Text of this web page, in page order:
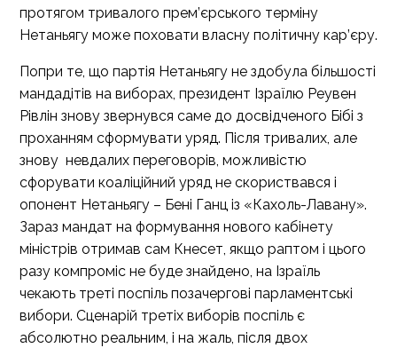
протягом тривалого прем’єрського терміну
Нетаньягу може поховати власну політичну кар’єру.
Попри те, що партія Нетаньягу не здобула більшості
мандадітів на виборах, президент Ізраїлю Реувен
Рівлін знову звернувся саме до досвідченого Бібі з
проханням сформувати уряд. Після тривалих, але
знову невдалих переговорів, можливістю
сфорувати коаліційний уряд не скориствався і
опонент Нетаньягу – Бені Ганц із «Кахоль-Лавану».
Зараз мандат на формування нового кабінету
міністрів отримав сам Кнесет, якщо раптом і цього
разу компроміс не буде знайдено, на Ізраїль
чекають треті поспіль позачергові парламентські
вибори. Сценарій третіх виборів поспіль є
абсолютно реальним, і на жаль, після двох